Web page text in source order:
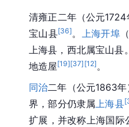
清雍正二年（公元
宝山县[36] 。 上海开埠
上海县， 西北属宝山县
地造屋[19][37] [12] 。
同治二年（公元1863
界，部分仍隶属 上海县[
扩展，并改称上海国际